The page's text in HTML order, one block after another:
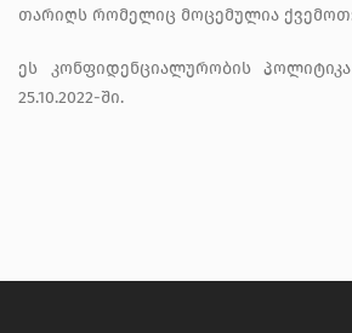
თარიღს რომელიც მოცემულია
ეს კონფიდენციალურობის
25.10.2022-ში.